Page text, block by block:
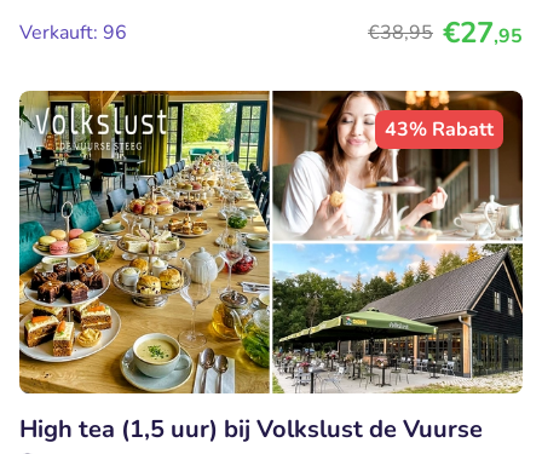
Verkauft: 96
€38,95 €27,95
43% Rabatt
High tea (1,5 uur) bij Volkslust de Vuurse